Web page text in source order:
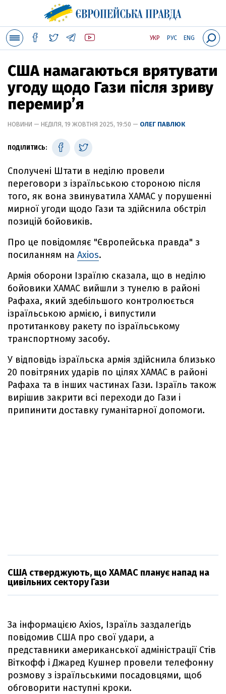
УКР РУС ENG
США намагаються врятувати
угоду щодо Гази після зриву
перемирʼя
НОВИНИ — НЕДІЛЯ, 19 ЖОВТНЯ 2025, 19:50 — ОЛЕГ ПАВЛЮК
ПОДІЛИТИСЬ:
Сполучені Штати в неділю провели
переговори з ізраїльською стороною після
того, як вона звинуватила ХАМАС у порушенні
мирної угоди щодо Гази та здійснила обстріл
позицій бойовиків.
Про це повідомляє "Європейська правда" з
посиланням на Axios.
Армія оборони Ізраїлю сказала, що в неділю
бойовики ХАМАС вийшли з тунелю в районі
Рафаха, який здебільшого контролюється
ізраїльською армією, і випустили
протитанкову ракету по ізраїльському
транспортному засобу.
У відповідь ізраїльска армія здійснила близько
20 повітряних ударів по цілях ХАМАС в районі
Рафаха та в інших частинах Гази. Ізраїль також
вирішив закрити всі переходи до Гази і
припинити доставку гуманітарної допомоги.
США стверджують, що ХАМАС планує напад на
цивільних сектору Гази
За інформацією Axios, Ізраїль заздалегідь
повідомив США про свої удари, а
представники американської адміністрації Стів
Віткофф і Джаред Кушнер провели телефонну
розмову з ізраїльськими посадовцями, щоб
обговорити наступні кроки.